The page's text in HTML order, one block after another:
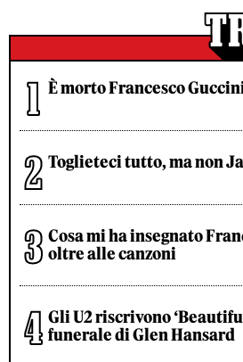
È morto Francesco
Toglieteci tutto, ma non
Cosa mi ha insegnato
oltre alle canzoni
Gli U2 riscrivono
funerale di Glen Hansard